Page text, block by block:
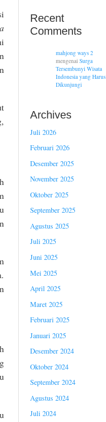
Recent
Comments
mahjong ways 2
mengenai Surga
Tersembunyi Wisata
Indonesia yang Harus
Dikunjungi
Archives
Juli 2026
Februari 2026
Desember 2025
November 2025
Oktober 2025
September 2025
Agustus 2025
Juli 2025
Juni 2025
Mei 2025
April 2025
Maret 2025
Februari 2025
Januari 2025
Desember 2024
Oktober 2024
September 2024
Agustus 2024
Juli 2024